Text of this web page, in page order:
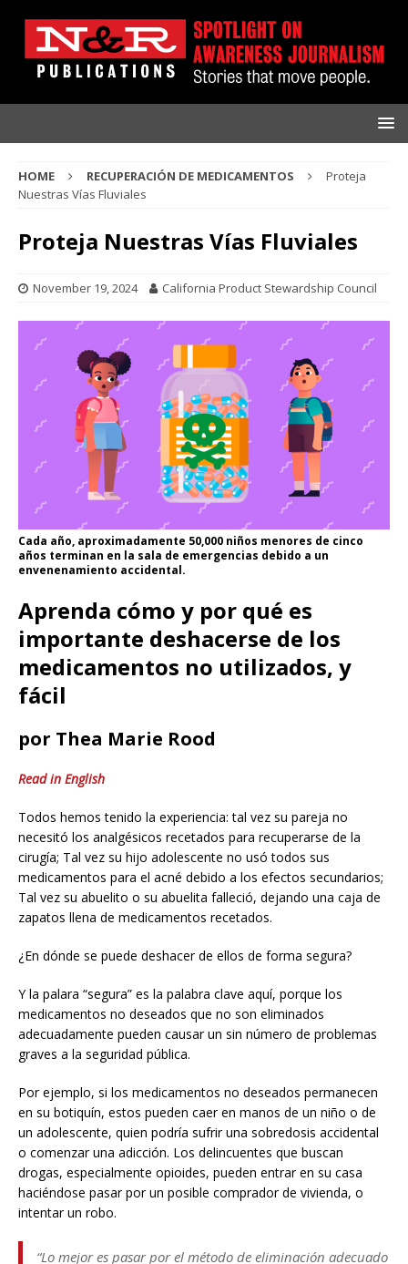
HOME RECUPERACIÓN DE MEDICAMENTOS
Proteja
Nuestras Vías Fluviales
Proteja Nuestras Vías Fluviales
November 19, 2024 California Product Stewardship Council
Cada año, aproximadamente 50,000 niños menores de cinco
años terminan en la sala de emergencias debido a un
envenenamiento accidental.
Aprenda cómo y por qué es
importante deshacerse de los
medicamentos no utilizados, y
fácil
por Thea Marie Rood
Read in English
Todos hemos tenido la experiencia: tal vez su pareja no
necesitó los analgésicos recetados para recuperarse de la
cirugía; Tal vez su hijo adolescente no usó todos sus
medicamentos para el acné debido a los efectos secundarios;
Tal vez su abuelito o su abuelita falleció, dejando una caja de
zapatos llena de medicamentos recetados.
¿En dónde se puede deshacer de ellos de forma segura?
Y la palara “segura” es la palabra clave aquí, porque los
medicamentos no deseados que no son eliminados
adecuadamente pueden causar un sin número de problemas
graves a la seguridad pública.
Por ejemplo, si los medicamentos no deseados permanecen
en su botiquín, estos pueden caer en manos de un niño o de
un adolescente, quien podría sufrir una sobredosis accidental
o comenzar una adicción. Los delincuentes que buscan
drogas, especialmente opioides, pueden entrar en su casa
haciéndose pasar por un posible comprador de vivienda, o
intentar un robo.
“Lo mejor es pasar por el método de eliminación adecuado